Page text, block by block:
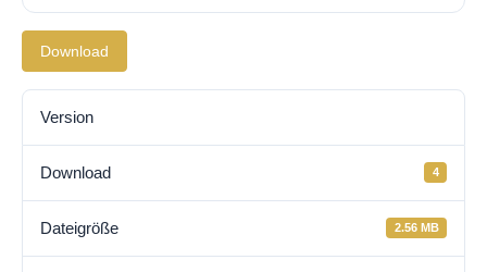
Download
Version
Download 4
Dateigröße 2.56 MB